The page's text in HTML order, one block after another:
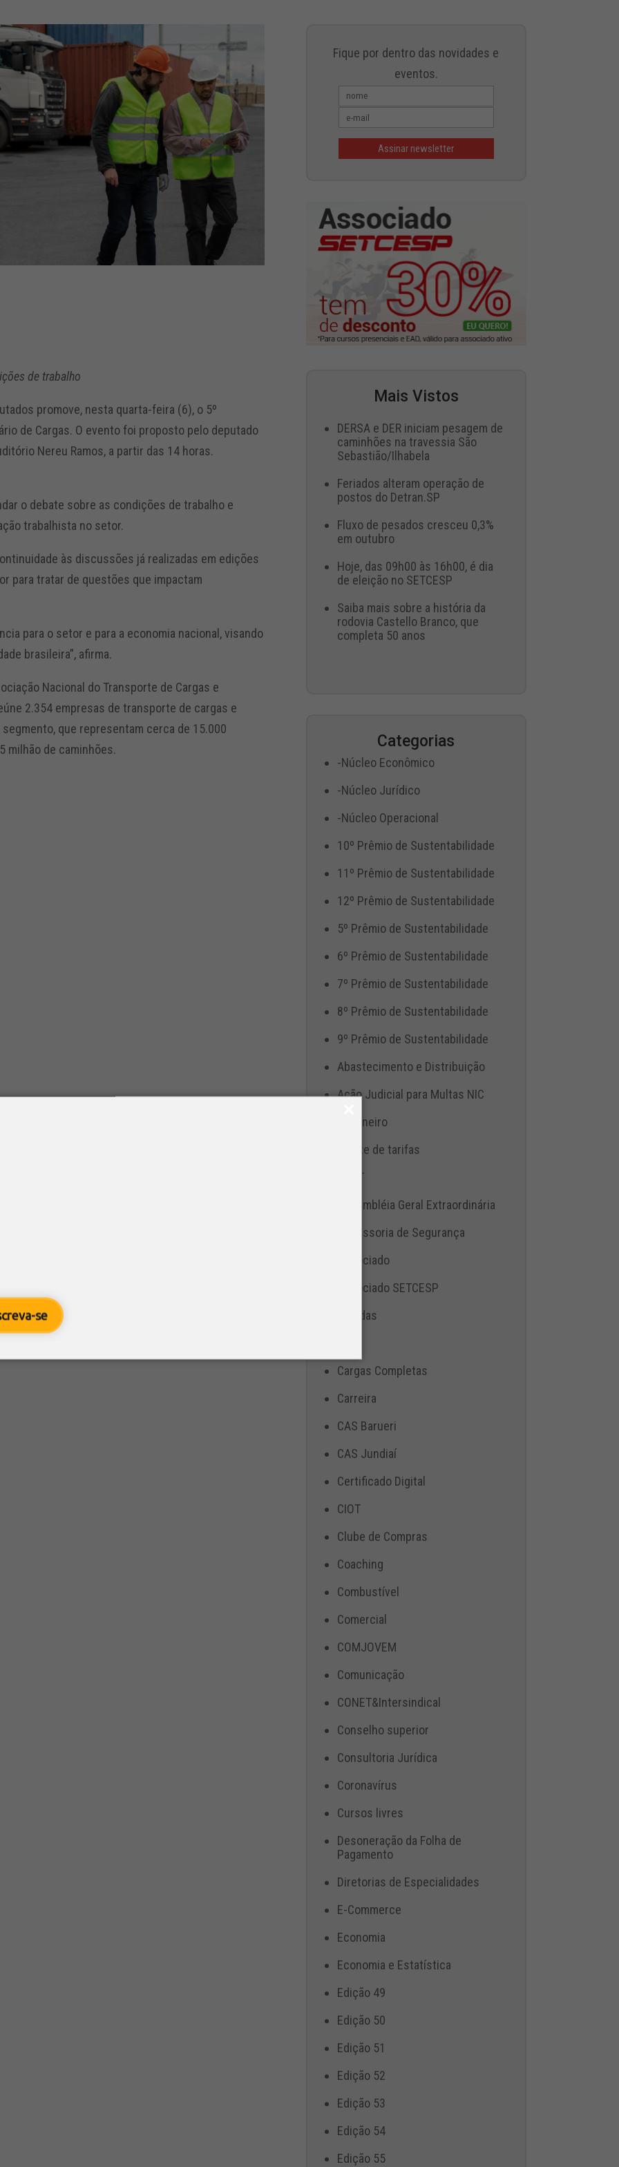
se
de trabalho
promove, nesta quarta-feira (6), o 5º
de Cargas. O evento foi proposto pelo deputado
Nereu Ramos, a partir das 14 horas.
o debate sobre as condições de trabalho e
trabalhista no setor.
às discussões já realizadas em edições
para tratar de questões que impactam
para o setor e para a economia nacional, visando
brasileira”, afirma.
Nacional do Transporte de Cargas e
2.354 empresas de transporte de cargas e
que representam cerca de 15.000
milhão de caminhões.
Fique por dentro das novidades e
eventos.
Mais Vistos
DERSA e DER iniciam pesagem de
caminhões na travessia São
Sebastião/Ilhabela
Feriados alteram operação de
postos do Detran.SP
Fluxo de pesados cresceu 0,3%
em outubro
Hoje, das 09h00 às 16h00, é dia
de eleição no SETCESP
Saiba mais sobre a história da
rodovia Castello Branco, que
completa 50 anos
Categorias
-Núcleo Econômico
-Núcleo Jurídico
-Núcleo Operacional
10º Prêmio de Sustentabilidade
11º Prêmio de Sustentabilidade
12º Prêmio de Sustentabilidade
5º Prêmio de Sustentabilidade
6º Prêmio de Sustentabilidade
7º Prêmio de Sustentabilidade
8º Prêmio de Sustentabilidade
9º Prêmio de Sustentabilidade
Abastecimento e Distribuição
Ação Judicial para Multas NIC
Aduaneiro
Ajuste de tarifas
ANTT
Assembléia Geral Extraordinária
Assessoria de Segurança
Associado
Associado SETCESP
Bebidas
Cargas Completas
Carreira
CAS Barueri
CAS Jundiaí
Certificado Digital
CIOT
Clube de Compras
Coaching
Combustível
Comercial
COMJOVEM
Comunicação
CONET&Intersindical
Conselho superior
Consultoria Jurídica
Coronavírus
Cursos livres
Desoneração da Folha de
Pagamento
Diretorias de Especialidades
E-Commerce
Economia
Economia e Estatística
Edição 49
Edição 50
Edição 51
Edição 52
Edição 53
Edição 54
Edição 55